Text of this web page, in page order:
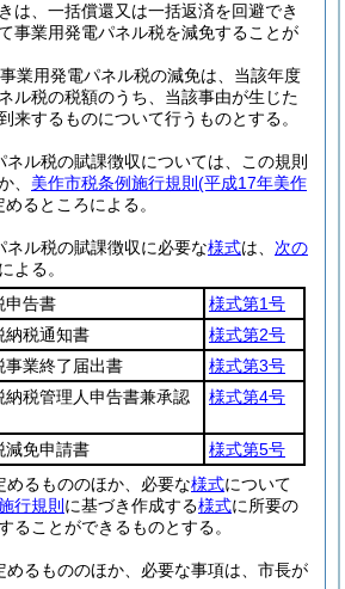
は、一括償還又は一括返済を回避でき
事業用発電パネル税を減免することが
業用発電パネル税の減免は、当該年度
ル税の税額のうち、当該事由が生じた
来するものについて行うものとする。
ネル税の賦課徴収については、この規則
、 美作市税条例施行規則 (平成17年美作
めるところによる。
ネル税の賦課徴収に必要な様式は、 次の
よる。
申告書
様式第1号
納税通知書
様式第2号
事業終了届出書
様式第3号
税管理人申告書兼承認
様式第4号
減免申請書
様式第5号
めるもののほか、必要な様式について
行規則 に基づき作成する様式に所要の
ることができるものとする。
めるもののほか、必要な事項は、市長が